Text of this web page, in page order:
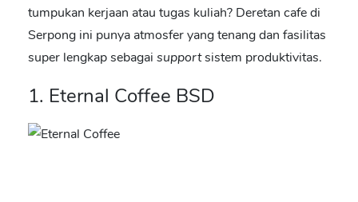
tumpukan kerjaan atau tugas kuliah? Deretan cafe di
Serpong ini punya atmosfer yang tenang dan fasilitas
super lengkap sebagai supportsistem produktivitas.
1. Eternal Coffee BSD